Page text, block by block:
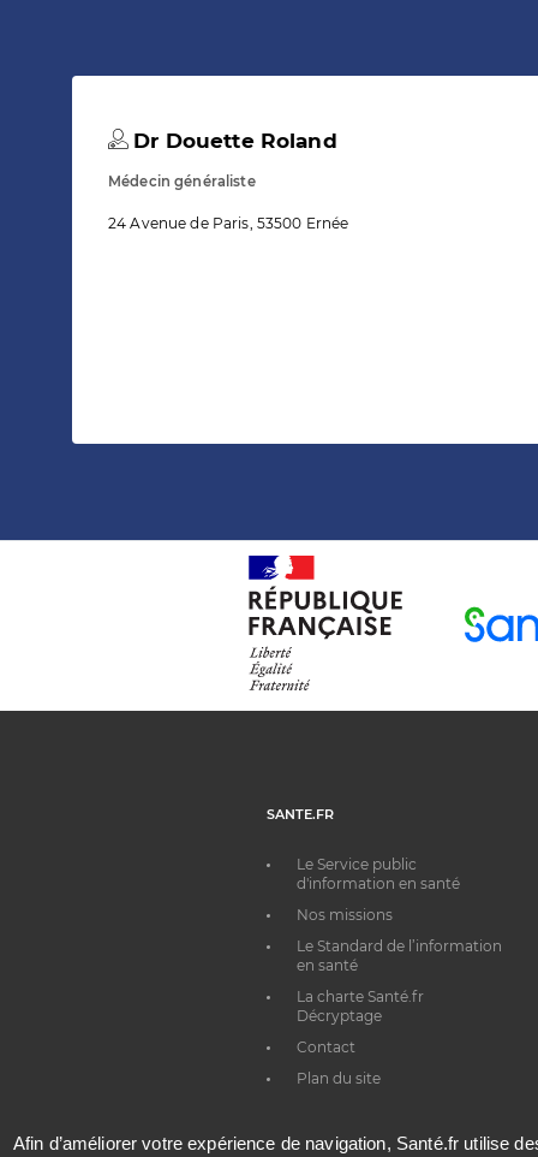
Dr Douette Roland
Médecin généraliste
24 Avenue de Paris, 53500 Ernée
SANTE.FR
Le Service public
d'information en santé
Nos missions
Le Standard de l’information
en santé
La charte Santé.fr
Décryptage
Contact
Plan du site
Afin d’améliorer votre expérience de navigation, Santé.fr utilise